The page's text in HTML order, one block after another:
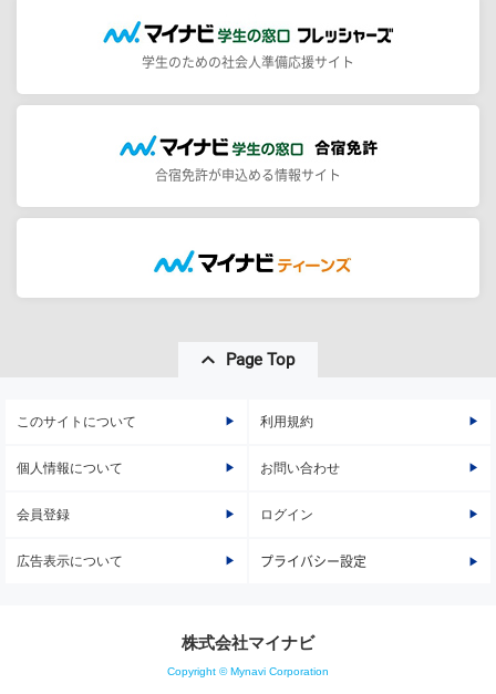
学生のための社会人準備応援サイト
合宿免許が申込める情報サイト
Page Top
このサイトについて 利用規約
個人情報について お問い合わせ
会員登録 ログイン
広告表示について プライバシー設定
株式会社マイナビ
Copyright © Mynavi Corporation